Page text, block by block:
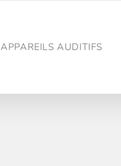
APPAREILS AUDITIFS